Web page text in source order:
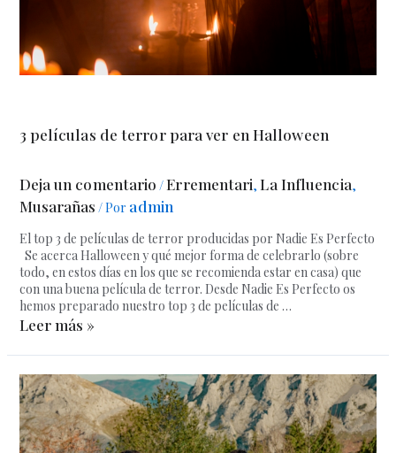
3 películas de terror para ver en Halloween
Deja un comentario /Errementari,La Influencia,
Musarañas / Por admin
El top 3 de películas de terror producidas por Nadie Es Perfecto
Se acerca Halloween y qué mejor forma de celebrarlo (sobre
todo, en estos días en los que se recomienda estar en casa) que
con una buena película de terror. Desde Nadie Es Perfecto os
hemos preparado nuestro top 3 de películas de …
Leer más »